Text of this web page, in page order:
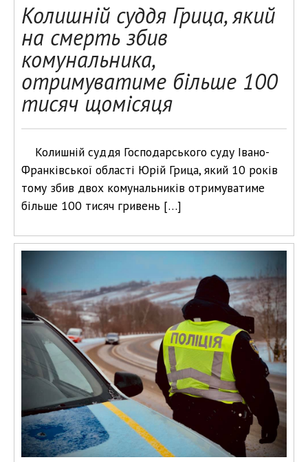
Колишній суддя Грица, який
на смерть збив
комунальника,
отримуватиме більше 100
тисяч щомісяця
Колишній суддя Господарського суду Івано-
Франківської області Юрій Грица, який 10 років
тому збив двох комунальників отримуватиме
більше 100 тисяч гривень […]